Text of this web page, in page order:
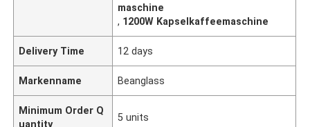
maschine
, 1200W Kapselkaffeemaschine
Delivery Time 12 days
Markenname Beanglass
Minimum Order Q
uantity
5 units